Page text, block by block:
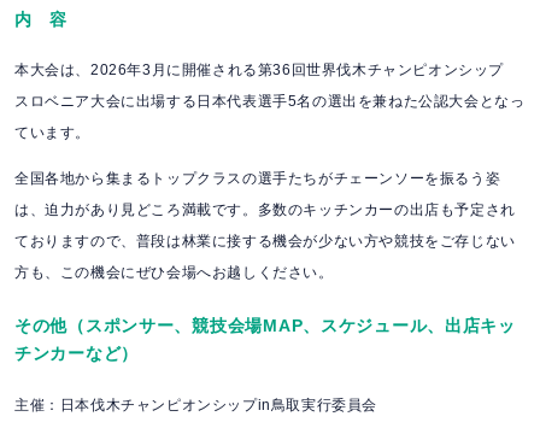
内 容
本大会は、2026年3月に開催される第36回世界伐木チャンピオンシップ
スロベニア大会に出場する日本代表選手5名の選出を兼ねた公認大会となっ
ています。
全国各地から集まるトップクラスの選手たちがチェーンソーを振るう姿
は、迫力があり見どころ満載です。多数のキッチンカーの出店も予定され
ておりますので、普段は林業に接する機会が少ない方や競技をご存じない
方も、この機会にぜひ会場へお越しください。
その他（スポンサー、競技会場MAP、スケジュール、出店キッ
チンカーなど）
主催：日本伐木チャンピオンシップin鳥取実行委員会